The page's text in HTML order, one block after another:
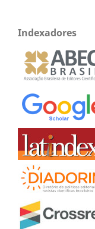
Indexadores